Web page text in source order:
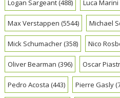
Logan Sargeant(488) Luca Marini
Max Verstappen (5544) Michael
Mick Schumacher(358) Nico
Oliver Bearman (396) Oscar
Pedro Acosta (443) Pierre Gasly